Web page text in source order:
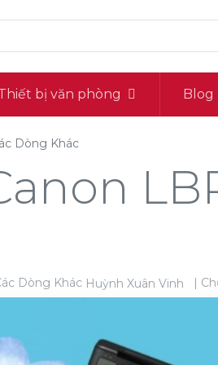
bị văn phòng Blog
Dòng Khác
Huỳnh Xuân Vinh |